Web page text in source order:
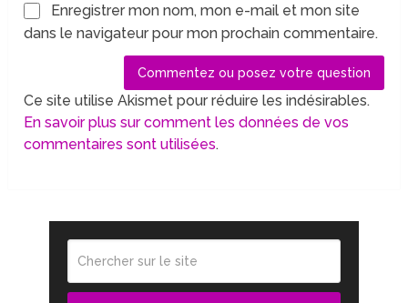
Enregistrer mon nom, mon e-mail et mon site
dans le navigateur pour mon prochain commentaire.
Ce site utilise Akismet pour réduire les indésirables.
En savoir plus sur comment les données de vos
commentaires sont utilisées.